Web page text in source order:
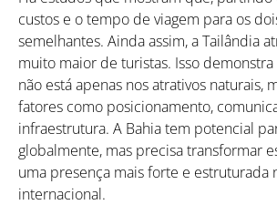
custos e o tempo de viagem para os
semelhantes. Ainda assim, a Tailândia
muito maior de turistas. Isso
não está apenas nos atrativos naturais,
fatores como posicionamento,
infraestrutura. A Bahia tem potencial
globalmente, mas precisa transformar
uma presença mais forte e estruturada
internacional.